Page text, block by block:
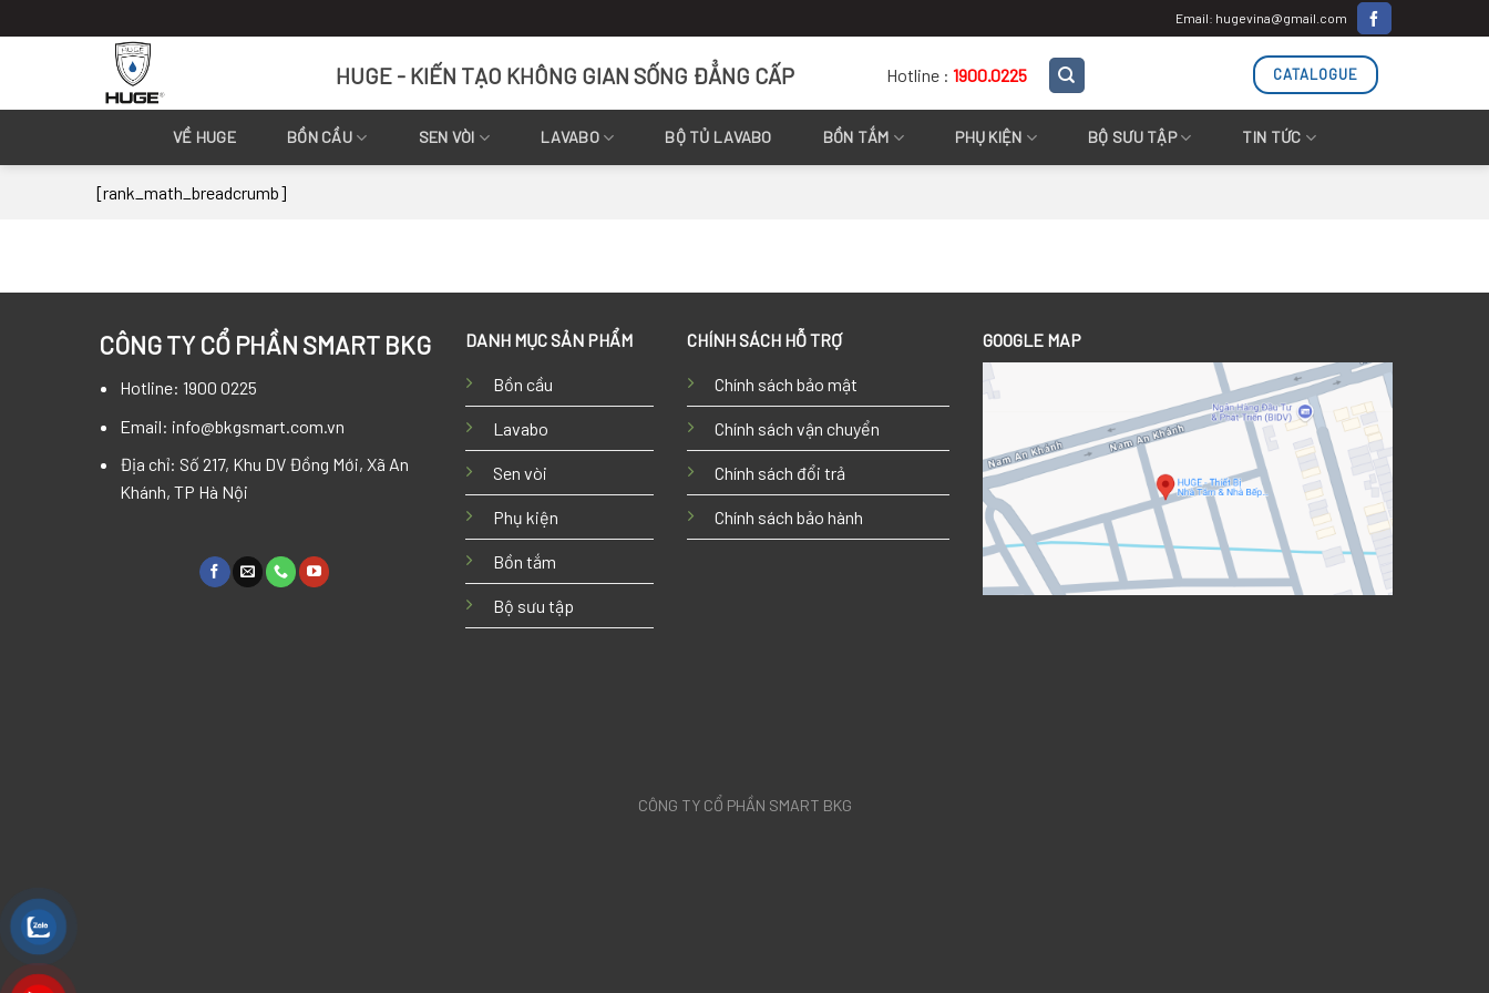
to
Email: hugevina@gmail.com
HUGE - KIẾN TẠO KHÔNG GIAN SỐNG ĐẲNG CẤP Hotline : 1900.0225 CATALOGUE
VỀ HUGE BỒN CẦU SEN VÒI LAVABO BỘ TỦ LAVABO BỒN TẮM PHỤ KIỆN BỘ SƯU TẬP TIN TỨC
[rank_math_breadcrumb]
CÔNG TY CỔ PHẦN SMART BKG
Hotline: 1900 0225
Email: info@bkgsmart.com.vn
Địa chỉ: Số 217, Khu DV Đồng Mới, Xã An
Khánh, TP Hà Nội
DANH MỤC SẢN PHẨM
Bồn cầu
Lavabo
Sen vòi
Phụ kiện
Bồn tắm
Bộ sưu tập
CHÍNH SÁCH HỖ TRỢ
Chính sách bảo mật
Chính sách vận chuyển
Chính sách đổi trả
Chính sách bảo hành
GOOGLE MAP
CÔNG TY CỔ PHẦN SMART BKG